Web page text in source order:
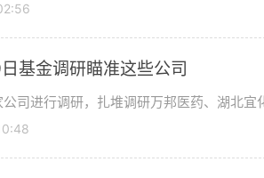
基金调研瞄准这些公司
司进行调研，扎堆调研万邦医药、湖北宜